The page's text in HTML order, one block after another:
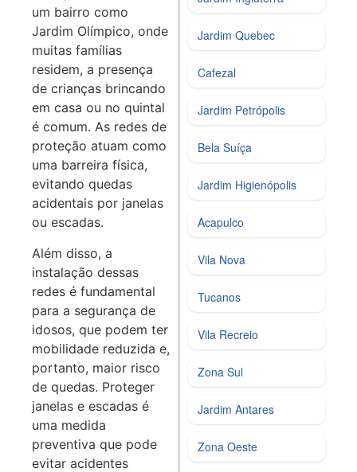
um bairro como
Jardim Olímpico, onde
muitas famílias
residem, a presença
de crianças brincando
em casa ou no quintal
é comum. As redes de
proteção atuam como
uma barreira física,
evitando quedas
acidentais por janelas
ou escadas.
Além disso, a
instalação dessas
redes é fundamental
para a segurança de
idosos, que podem ter
mobilidade reduzida e,
portanto, maior risco
de quedas. Proteger
janelas e escadas é
uma medida
preventiva que pode
evitar acidentes
Jardim Quebec
Cafezal
Jardim Petrópolis
Bela Suíça
Jardim Higienópolis
Acapulco
Vila Nova
Tucanos
Vila Recreio
Zona Sul
Jardim Antares
Zona Oeste